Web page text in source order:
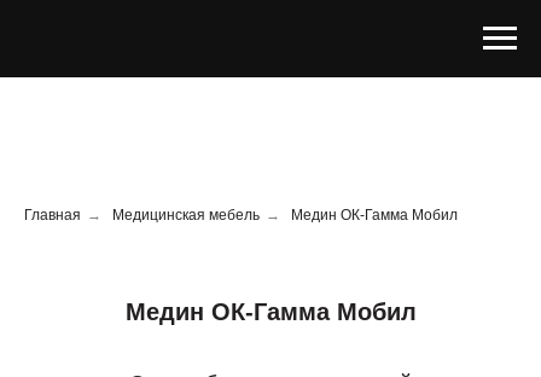
Главная → Медицинская мебель → Медин ОК-Гамма Мобил
Медин ОК-Гамма Мобил